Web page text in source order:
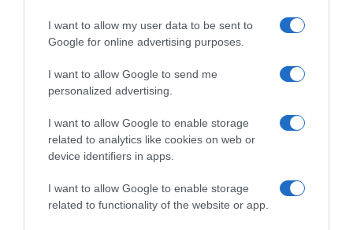
I want to allow my user data to be sent to
Google for online advertising purposes.
I want to allow Google to send me
personalized advertising.
I want to allow Google to enable storage
related to analytics like cookies on web or
device identifiers in apps.
I want to allow Google to enable storage
related to functionality of the website or app.
HASONLÓ BEJEGYZÉSEK